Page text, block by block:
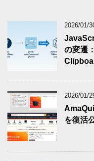
2026/01/
の変遷
2026/01/
を復活